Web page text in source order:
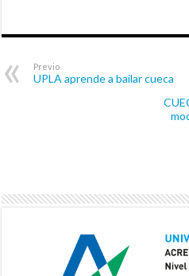
Previo
UPLA aprende a bailar cueca